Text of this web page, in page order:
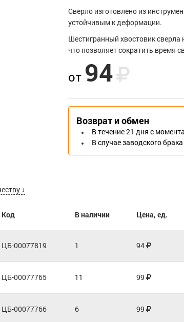
Сверло изготовлено из
устойчивым к деформации.
Шестигранный хвостовик сверла
что позволяет сократить время
от 94
Возврат и обмен
В течение 21 дня с
В случае заводского
↓
Код В наличии Цена, ед.
ЦБ-00077819 1 94
ЦБ-00077765 11 99
ЦБ-00077766 6 99